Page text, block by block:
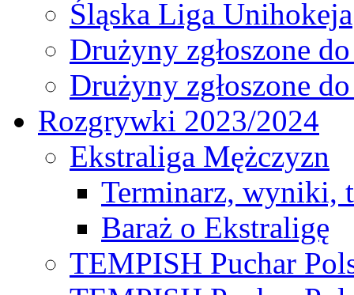
Śląska Liga Unihokeja
Drużyny zgłoszone
Drużyny zgłoszone
Rozgrywki 2023/2024
Ekstraliga Mężczyzn
Terminarz, wyniki,
Baraż o Ekstraligę
TEMPISH Puchar